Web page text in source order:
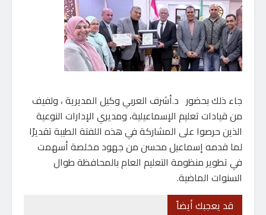
جاء ذلك بحضور د.أشرف العربي وكيل المديرية ، ولفيف
من قيادات تعليم الإسماعيلية، ومديري الإدارات النوعية
الذين حرصوا على المشاركة في هذه اللفتة الطيبة تقديرًا
لما قدمه إسماعيل محسن من جهود مخلصة أسهمت
في تطوير منظومة التعليم العام بالمحافظة طوال
السنوات الماضية.
قد يعجبك أيضاً